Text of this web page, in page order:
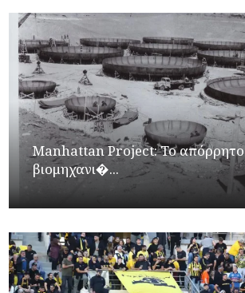
Manhattan Project: Το απόρρητο
βιομηχανι�...